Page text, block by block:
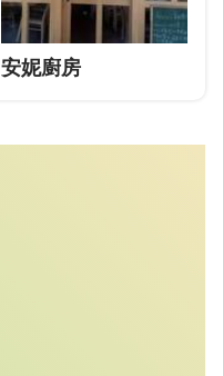
安妮廚房